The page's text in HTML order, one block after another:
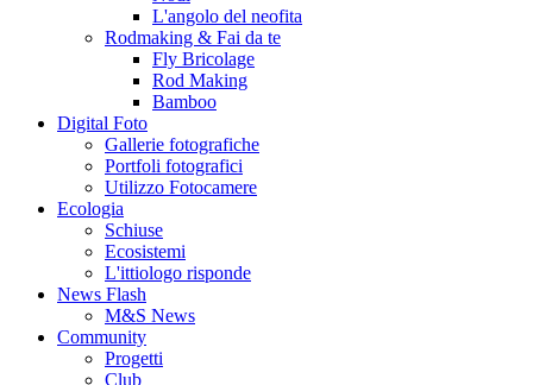
L'angolo del neofita
Rodmaking & Fai da te
Fly Bricolage
Rod Making
Bamboo
Digital Foto
Gallerie fotografiche
Portfoli fotografici
Utilizzo Fotocamere
Ecologia
Schiuse
Ecosistemi
L'ittiologo risponde
News Flash
M&S News
Community
Progetti
Club